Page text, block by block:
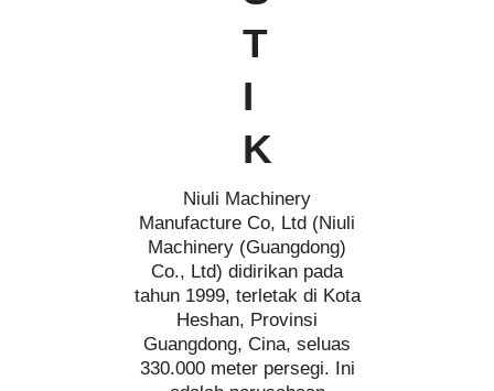
T
I
K
Niuli Machinery
Manufacture Co, Ltd (Niuli
Machinery (Guangdong)
Co., Ltd) didirikan pada
tahun 1999, terletak di Kota
Heshan, Provinsi
Guangdong, Cina, seluas
330.000 meter persegi. Ini